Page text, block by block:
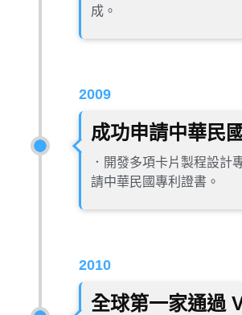
成。
2009
成功申請中華民
．開發多項卡片製程設計
請中華民國專利證書。
2010
全球第一家通過